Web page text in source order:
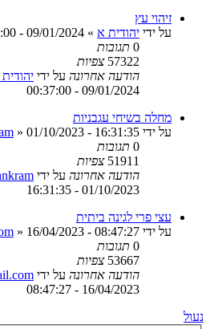
זיהוי עץ
על ידי יהודית א »
09/01/2024 - 00:37:00
0 תגובות
57322 צפיות
הודעה אחרונה על ידי
09/01/2024 - 00:37:00
מחלה בשיחי עגבניות
על ידי
» 01/10/2023 - 16:31:35
0 תגובות
51911 צפיות
הודעה אחרונה על ידי
01/10/2023 - 16:31:35
עצי פרי לגינה ביתית
על ידי
» 16/04/2023 - 08:47:27
0 תגובות
53667 צפיות
הודעה אחרונה על ידי
16/04/2023 - 08:47:27
נעול